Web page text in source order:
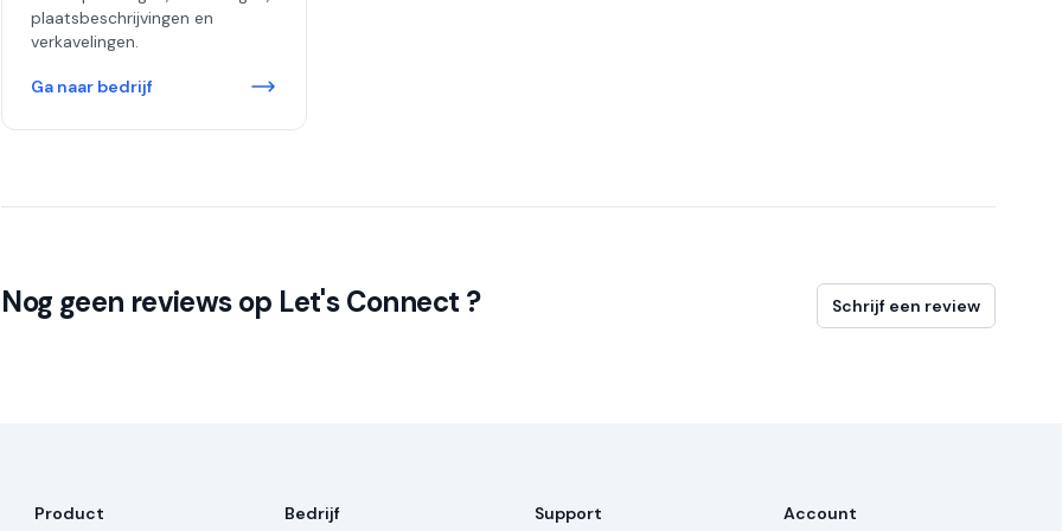
plaatsbeschrijvingen en
verkavelingen.
Ga naar bedrijf
Nog geen reviews op Let's Connect ? Schrijf een review
Product Bedrijf Support Account